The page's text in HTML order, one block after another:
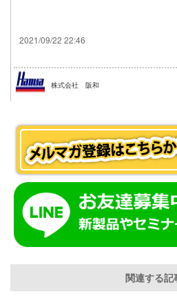
2021/09/22 22:46
株式会社 阪和
関連する記